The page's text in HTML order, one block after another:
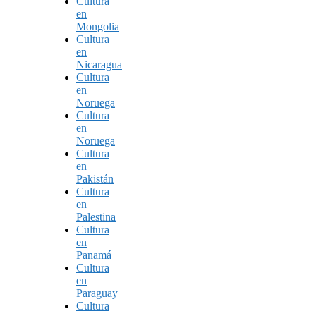
en
Mongolia
Cultura
en
Nicaragua
Cultura
en
Noruega
Cultura
en
Noruega
Cultura
en
Pakistán
Cultura
en
Palestina
Cultura
en
Panamá
Cultura
en
Paraguay
Cultura